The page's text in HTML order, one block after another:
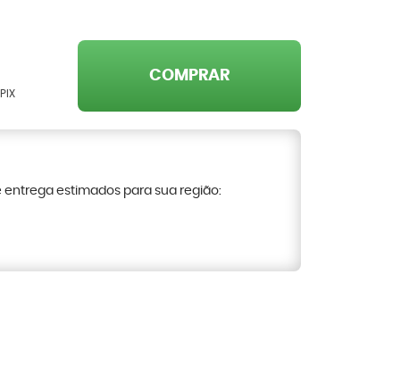
COMPRAR
entrega estimados para sua região: